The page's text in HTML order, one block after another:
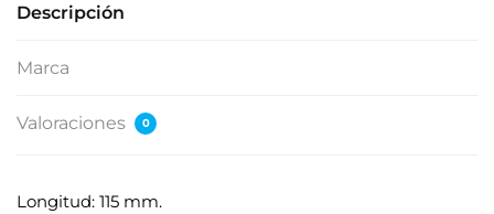
Descripción
Marca
Valoraciones 0
Longitud: 115 mm.